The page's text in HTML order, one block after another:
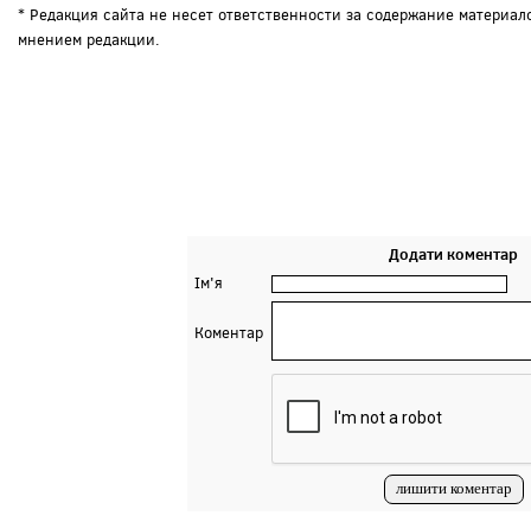
* Редакция сайта не несет ответственности за содержание
мнением редакции.
Додати коментар
Ім'я
Коментар